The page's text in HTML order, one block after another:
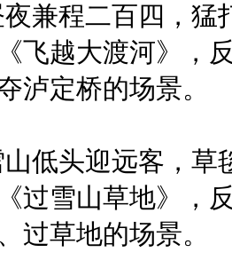
程二百四，猛打
飞越大渡河》，
泸定桥的场景。
头迎远客，草毯
过雪山草地》，
过草地的场景。